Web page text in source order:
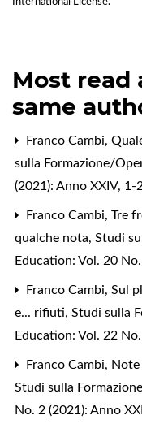
Most read
same
Franco Cambi,
sulla Formazione/
(2021): Anno XXIV, 1-
Franco Cambi, Tre
qualche nota, Studi
Education: Vol. 20
Franco Cambi, Sul
e... rifiuti, Studi sulla
Education: Vol. 22
Franco Cambi,
Studi sulla
No. 2 (2021): Anno